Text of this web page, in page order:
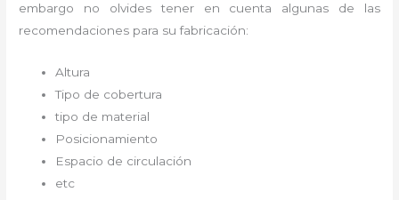
embargo no olvides tener en cuenta algunas de las
recomendaciones para su fabricación:
Altura
Tipo de cobertura
tipo de material
Posicionamiento
Espacio de circulación
etc